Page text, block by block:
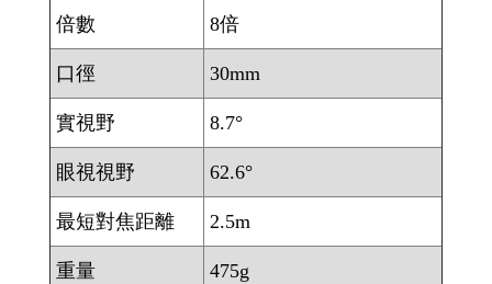
倍數 8倍
口徑 30mm
實視野 8.7°
眼視視野 62.6°
最短對焦距離 2.5m
重量 475g